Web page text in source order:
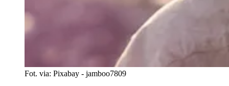
Fot. via: Pixabay - jamboo7809